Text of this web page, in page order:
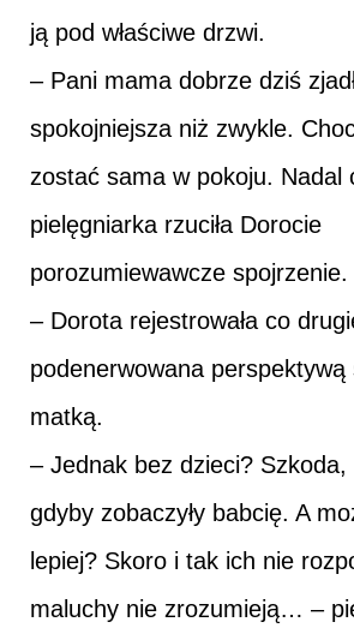
ją pod właściwe drzwi.
– Pani mama dobrze dziś
spokojniejsza niż zwykle.
zostać sama w pokoju. Nadal
pielęgniarka rzuciła Dorocie
porozumiewawcze spojrzenie.
– Dorota rejestrowała co
podenerwowana perspektywą
matką.
– Jednak bez dzieci? Szkoda,
gdyby zobaczyły babcię. A
lepiej? Skoro i tak ich nie
maluchy nie zrozumieją… –